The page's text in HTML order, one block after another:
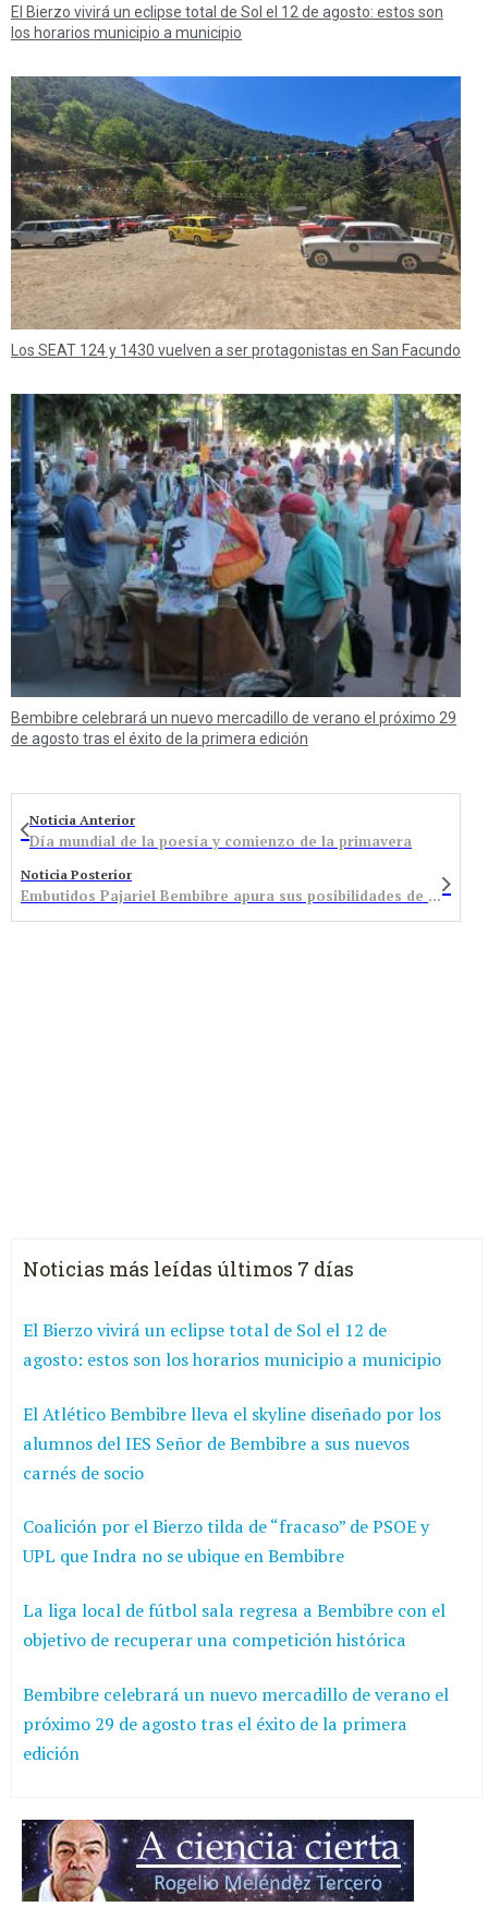
El Bierzo vivirá un eclipse total de Sol el 12 de agosto: estos son
los horarios municipio a municipio
Los SEAT 124 y 1430 vuelven a ser protagonistas en San Facundo
Bembibre celebrará un nuevo mercadillo de verano el próximo 29
de agosto tras el éxito de la primera edición
Noticia Anterior
Día mundial de la poesía y comienzo de la primavera
Noticia Posterior
Embutidos Pajariel Bembibre apura sus posibilidades de play-off ante Alimentos de Zamora
Noticias más leídas últimos 7 días
El Bierzo vivirá un eclipse total de Sol el 12 de
agosto: estos son los horarios municipio a municipio
El Atlético Bembibre lleva el skyline diseñado por los
alumnos del IES Señor de Bembibre a sus nuevos
carnés de socio
Coalición por el Bierzo tilda de “fracaso” de PSOE y
UPL que Indra no se ubique en Bembibre
La liga local de fútbol sala regresa a Bembibre con el
objetivo de recuperar una competición histórica
Bembibre celebrará un nuevo mercadillo de verano el
próximo 29 de agosto tras el éxito de la primera
edición